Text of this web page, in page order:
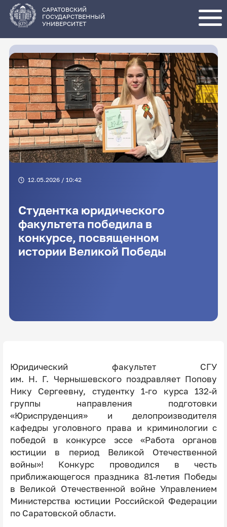
основному
содержанию
САРАТОВСКИЙ
ГОСУДАРСТВЕННЫЙ
УНИВЕРСИТЕТ
12.05.2026 / 10:42
Студентка юридического
факультета победила в
конкурсе, посвященном
истории Великой Победы
Юридический факультет СГУ
им. Н. Г. Чернышевского поздравляет Попову
Нику Сергеевну, студентку 1‑го курса 132‑й
группы направления подготовки
«Юриспруденция» и делопроизводителя
кафедры уголовного права и криминологии с
победой в конкурсе эссе «Работа органов
юстиции в период Великой Отечественной
войны»! Конкурс проводился в честь
приближающегося праздника 81-летия Победы
в Великой Отечественной войне Управлением
Министерства юстиции Российской Федерации
по Саратовской области.